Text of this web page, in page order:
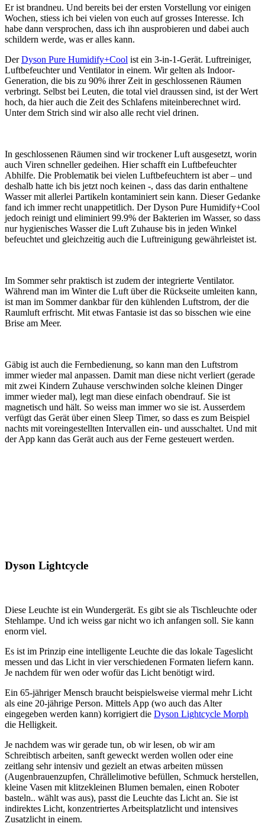
Er ist brandneu. Und bereits bei der ersten Vorstellung vor einigen
Wochen, stiess ich bei vielen von euch auf grosses Interesse. Ich
habe dann versprochen, dass ich ihn ausprobieren und dabei auch
schildern werde, was er alles kann.
DerDyson Pure Humidify+Cool ist ein 3-in-1-Gerät. Luftreiniger,
Luftbefeuchter und Ventilator in einem. Wir gelten als Indoor-
Generation, die bis zu 90% ihrer Zeit in geschlossenen Räumen
verbringt. Selbst bei Leuten, die total viel draussen sind, ist der Wert
hoch, da hier auch die Zeit des Schlafens miteinberechnet wird.
Unter dem Strich sind wir also alle recht viel drinen.
In geschlossenen Räumen sind wir trockener Luft ausgesetzt, worin
auch Viren schneller gedeihen. Hier schafft ein Luftbefeuchter
Abhilfe. Die Problematik bei vielen Luftbefeuchtern ist aber – und
deshalb hatte ich bis jetzt noch keinen -, dass das darin enthaltene
Wasser mit allerlei Partikeln kontaminiert sein kann. Dieser Gedanke
fand ich immer recht unappetitlich. Der Dyson Pure Humidify+Cool
jedoch reinigt und eliminiert 99.9% der Bakterien im Wasser, so dass
nur hygienisches Wasser die Luft Zuhause bis in jeden Winkel
befeuchtet und gleichzeitig auch die Luftreinigung gewährleistet ist.
Im Sommer sehr praktisch ist zudem der integrierte Ventilator.
Während man im Winter die Luft über die Rückseite umleiten kann,
ist man im Sommer dankbar für den kühlenden Luftstrom, der die
Raumluft erfrischt. Mit etwas Fantasie ist das so bisschen wie eine
Brise am Meer.
Gäbig ist auch die Fernbedienung, so kann man den Luftstrom
immer wieder mal anpassen. Damit man diese nicht verliert (gerade
mit zwei Kindern Zuhause verschwinden solche kleinen Dinger
immer wieder mal), legt man diese einfach obendrauf. Sie ist
magnetisch und hält. So weiss man immer wo sie ist. Ausserdem
verfügt das Gerät über einen Sleep Timer, so dass es zum Beispiel
nachts mit voreingestellten Intervallen ein- und ausschaltet. Und mit
der App kann das Gerät auch aus der Ferne gesteuert werden.
Dyson Lightcycle
Diese Leuchte ist ein Wundergerät. Es gibt sie als Tischleuchte oder
Stehlampe. Und ich weiss gar nicht wo ich anfangen soll. Sie kann
enorm viel.
Es ist im Prinzip eine intelligente Leuchte die das lokale Tageslicht
messen und das Licht in vier verschiedenen Formaten liefern kann.
Je nachdem für wen oder wofür das Licht benötigt wird.
Ein 65-jähriger Mensch braucht beispielsweise viermal mehr Licht
als eine 20-jährige Person. Mittels App (wo auch das Alter
eingegeben werden kann) korrigiert die Dyson Lightcycle Morph
die Helligkeit.
Je nachdem was wir gerade tun, ob wir lesen, ob wir am
Schreibtisch arbeiten, sanft geweckt werden wollen oder eine
zeitlang sehr intensiv und gezielt an etwas arbeiten müssen
(Augenbrauenzupfen, Chrällelimotive befüllen, Schmuck herstellen,
kleine Vasen mit klitzekleinen Blumen bemalen, einen Roboter
basteln.. wählt was aus), passt die Leuchte das Licht an. Sie ist
indirektes Licht, konzentriertes Arbeitsplatzlicht und intensives
Zusatzlicht in einem.